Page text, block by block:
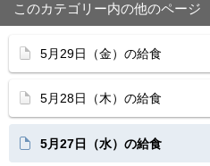
このカテゴリー内の他のページ
5月29日（金）の給食
5月28日（木）の給食
5月27日（水）の給食